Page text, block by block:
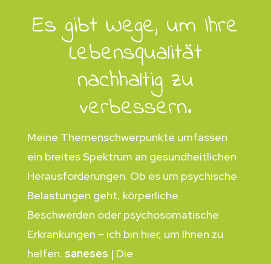
Es gibt Wege, um Ihre
Lebensqualität
nachhaltig zu
verbessern.
Meine Themenschwerpunkte umfassen
ein breites Spektrum an gesundheitlichen
Herausforderungen. Ob es um psychische
Belastungen geht, körperliche
Beschwerden oder psychosomatische
Erkrankungen – ich bin hier, um Ihnen zu
helfen. saneses | Die